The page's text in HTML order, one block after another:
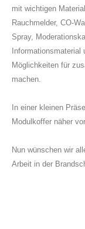
mit wichtigen
Rauchmelder, CO-
Spray,
Möglichkeiten für
machen.
In einer kleinen
Modulkoffer näher
Nun wünschen wir
Arbeit in der